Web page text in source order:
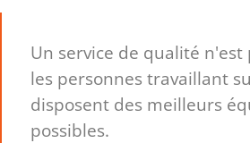
Un service de qualité n'est
les personnes travaillant
disposent des meilleurs
possibles.